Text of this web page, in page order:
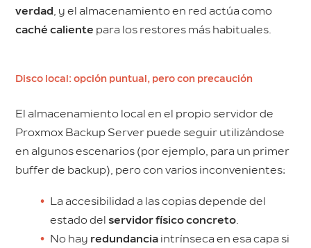
verdad, y el almacenamiento en red actúa como
caché caliente para los restores más habituales.
Disco local: opción puntual, pero con precaución
El almacenamiento local en el propio servidor de
Proxmox Backup Server puede seguir utilizándose
en algunos escenarios (por ejemplo, para un primer
buffer de backup), pero con varios inconvenientes:
La accesibilidad a las copias depende del
estado delservidor físico concreto.
No hay redundancia intrínseca en esa capa si